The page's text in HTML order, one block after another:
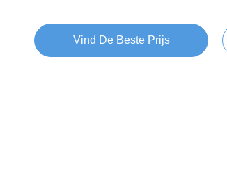
Vind De Beste Prijs